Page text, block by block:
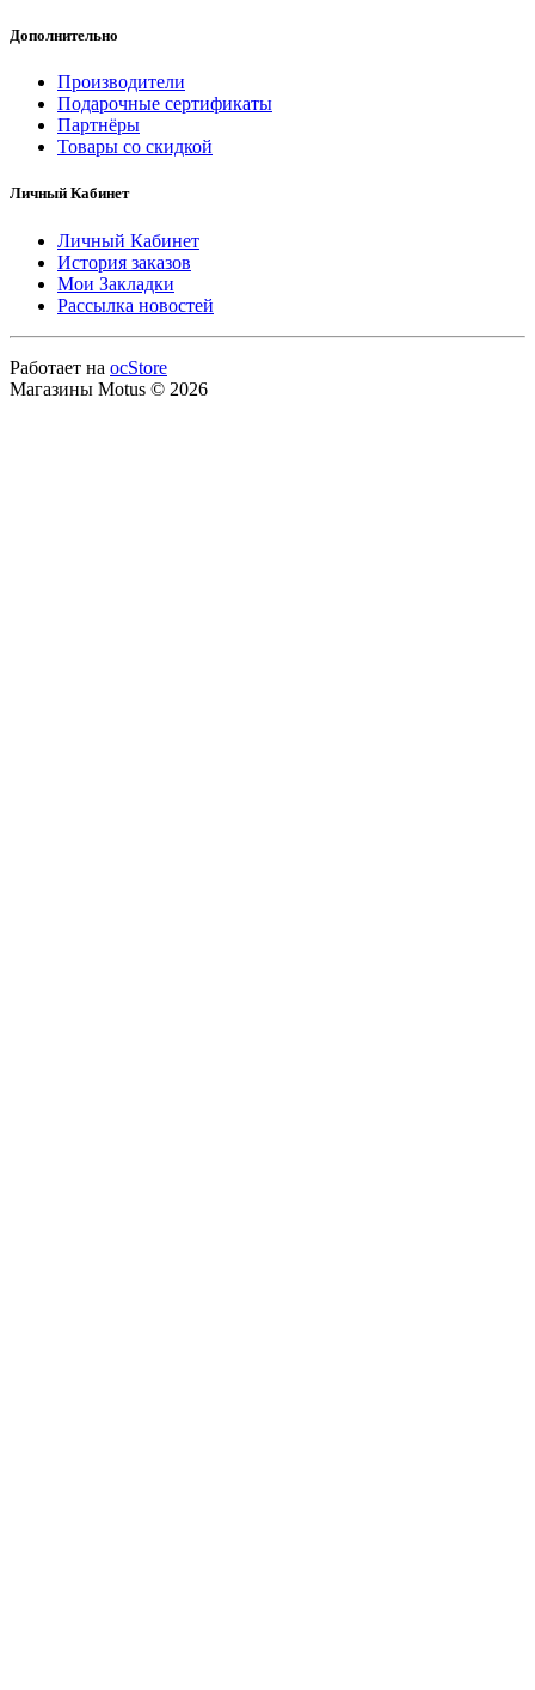
Дополнительно
Производители
Подарочные сертификаты
Партнёры
Товары со скидкой
Личный Кабинет
Личный Кабинет
История заказов
Мои Закладки
Рассылка новостей
Работает на ocStore
Магазины Motus © 2026